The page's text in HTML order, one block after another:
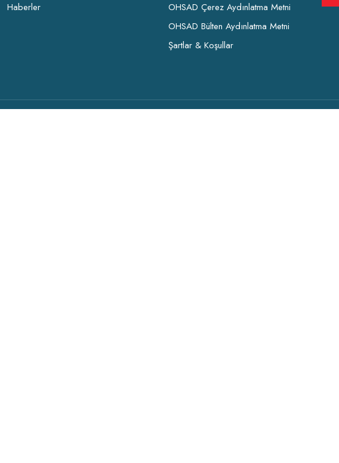
Haberler
OHSAD Çerez Aydınlatma Metni
OHSAD Bülten Aydınlatma Metni
Şartlar & Koşullar